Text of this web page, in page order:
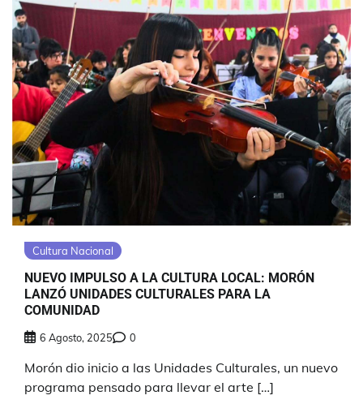
Cultura Nacional
NUEVO IMPULSO A LA CULTURA LOCAL: MORÓN
LANZÓ UNIDADES CULTURALES PARA LA
COMUNIDAD
6 Agosto, 2025 0
Morón dio inicio a las Unidades Culturales, un nuevo
programa pensado para llevar el arte […]